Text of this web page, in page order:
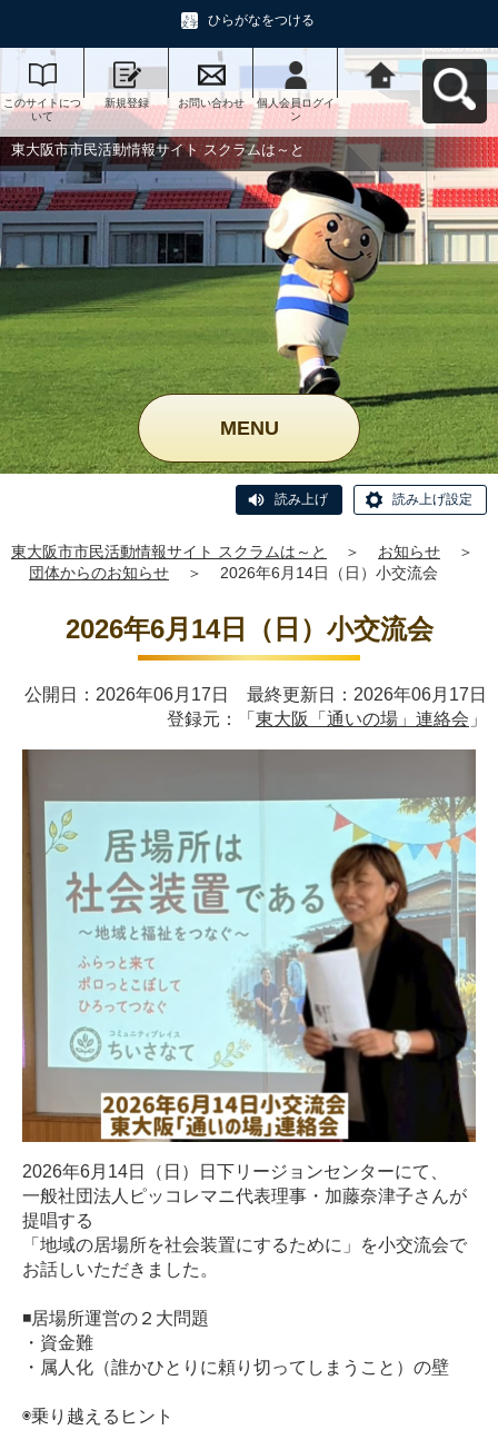
ひらがなをつける
このサイトにつ
いて
新規登録 お問い合わせ
個人会員ログイ
ン
東大阪市市民活
動情報サイト ス
クラムは～とへ
戻る
東大阪市市民活動情報サイト スクラムは～と
MENU
読み上げ 読み上げ設定
東大阪市市民活動情報サイト スクラムは～と ＞ お知らせ
＞
団体からのお知らせ
＞ 2026年6月14日（日）小交流会
2026年6月14日（日）小交流会
公開日：2026年06月17日 最終更新日：2026年06月17日
登録元：「 東大阪「通いの場」連絡会 」
2026年6月14日（日）日下リージョンセンターにて、
一般社団法人ピッコレマニ代表理事・加藤奈津子さんが
提唱する
「地域の居場所を社会装置にするために」を小交流会で
お話しいただきました。
◾️居場所運営の２大問題
・資金難
・属人化（誰かひとりに頼り切ってしまうこと）の壁
◉乗り越えるヒント